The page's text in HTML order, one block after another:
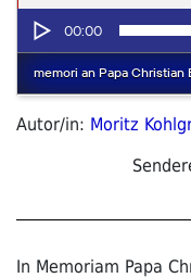
Autor/in: Moritz
In Memoriam Papa